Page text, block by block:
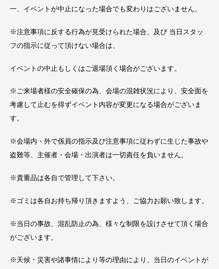
一、イベントが中止になった場合でも変わりはございません。
※注意事項に反する行為が見受けられた場合、及び 当日スタッ
フの指示に従って頂けない場合は、
イベントの中止もしくはご退場頂く場合がございます。
※ご来場者様の安全確保の為、会場の混雑状況により、安全面を
考慮して止むを得ずイベント内容が変更になる場合がございま
す。
※会場内・外で係員の指示及び注意事項に従わずに生じた事故や
盗難等、主催者・会場・出演者は一切責任を負いません。
※貴重品は各自で管理して下さい。
※ゴミは各自お持ち帰り頂きますよう、ご協力お願い致します。
※当日の事故、混乱防止の為、様々な制限を設けさせて頂く場合
がございます。
※天候・災害や諸事情により等の理由により、当日のイベントが